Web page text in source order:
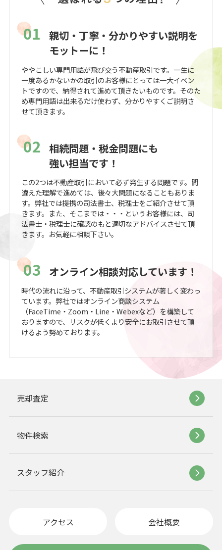
01
親切・丁寧・分かりやすい説明を
モットーに！
ややこしい専門用語が飛び交う不動産取引です。一生に
一度あるかないかの取引のお客様にとっては一大イベン
トですので、納得されて進めて頂きたいものです。そのた
め専門用語は出来るだけ使わず、分かりやすくご説明さ
せて頂きます。
02 相続問題・税金問題にも
強い担当です！
この2つは不動産取引において必ず発生する問題です。間
違えた理解で進めては、後々大問題になることもありま
す。弊社では提携の司法書士、税理士をご紹介させて頂
きます。また、そこまでは・・・というお客様には、司
法書士・税理士に確認のもと適切なアドバイスさせて頂
きます。お気軽に相談下さい。
03 オンライン相談対応しています！
時代の流れに沿って、不動産取引システムが著しく変わっ
ています。弊社ではオンライン商談システム
（FaceTime・Zoom・Line・Webexなど）を構築して
おりますので、リスクが低くより安全にお取引させて頂
けるよう努めております。
売却査定
物件検索
スタッフ紹介
アクセス 会社概要